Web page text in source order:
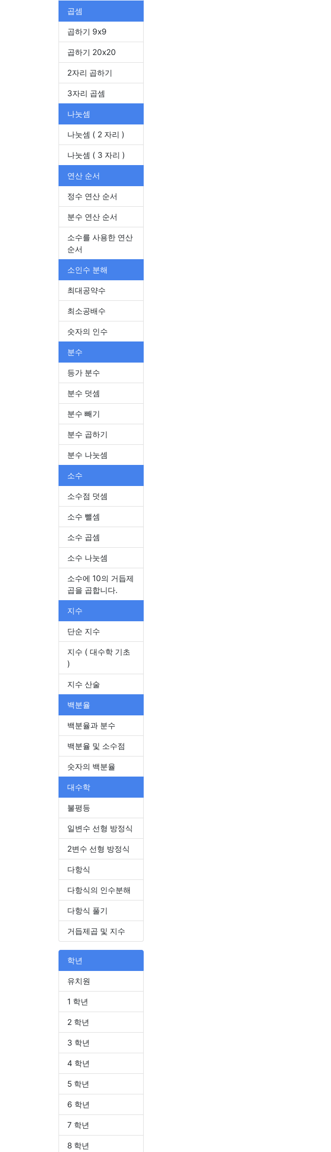
곱셈
곱하기 9x9
곱하기 20x20
2자리 곱하기
3자리 곱셈
나눗셈
나눗셈 ( 2 자리 )
나눗셈 ( 3 자리 )
연산 순서
정수 연산 순서
분수 연산 순서
소수를 사용한 연산
순서
소인수 분해
최대공약수
최소공배수
숫자의 인수
분수
등가 분수
분수 덧셈
분수 빼기
분수 곱하기
분수 나눗셈
소수
소수점 덧셈
소수 뺄셈
소수 곱셈
소수 나눗셈
소수에 10의 거듭제
곱을 곱합니다.
지수
단순 지수
지수 ( 대수학 기초
)
지수 산술
백분율
백분율과 분수
백분율 및 소수점
숫자의 백분율
대수학
불평등
일변수 선형 방정식
2변수 선형 방정식
다항식
다항식의 인수분해
다항식 풀기
거듭제곱 및 지수
학년
유치원
1 학년
2 학년
3 학년
4 학년
5 학년
6 학년
7 학년
8 학년